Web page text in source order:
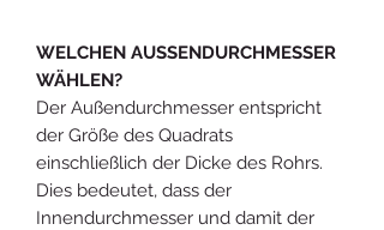
WELCHEN AUSSENDURCHMESSER
WÄHLEN?
Der Außendurchmesser entspricht
der Größe des Quadrats
einschließlich der Dicke des Rohrs.
Dies bedeutet, dass der
Innendurchmesser und damit der